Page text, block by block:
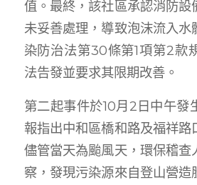
值。最終，該社區承認消防設
未妥善處理，導致泡沫流入水
染防治法第30條第1項第2款
法告發並要求其限期改善。
第二起事件於10月2日中午發
報指出中和區橋和路及福祥路
儘管當天為颱風天，環保稽查
察，發現污染源來自登山營造